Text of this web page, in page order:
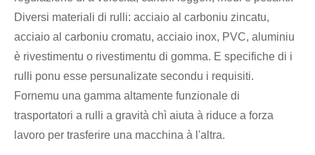
Diversi materiali di rulli: acciaio al carboniu zincatu,
acciaio al carboniu cromatu, acciaio inox, PVC, aluminiu
è rivestimentu o rivestimentu di gomma. E specifiche di i
rulli ponu esse persunalizate secondu i requisiti.
Fornemu una gamma altamente funzionale di
trasportatori a rulli a gravità chì aiuta à riduce a forza
lavoro per trasferire una macchina à l'altra.